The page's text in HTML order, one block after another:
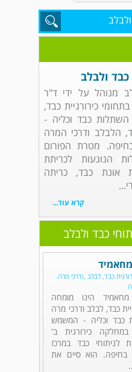
כבד ולבלב
מנוהל על ידי ד"ר
כירורגיית כבד,
כבד וכליה -
הלבלב ודרכי המרה
מטרת הפורום
הנוגעות לכריתת
אונת כבד, כריתה
קרא עוד...
כבד ולבלב
כבד, לבלב ,ודרכי מרה.
הינו מומחה
כבד, לבלב ודרכי מרה
כבד וכליה - המשמש
כירורגית ב'
לניתוחי כבד במרכז
בחיפה. הוא סיים את